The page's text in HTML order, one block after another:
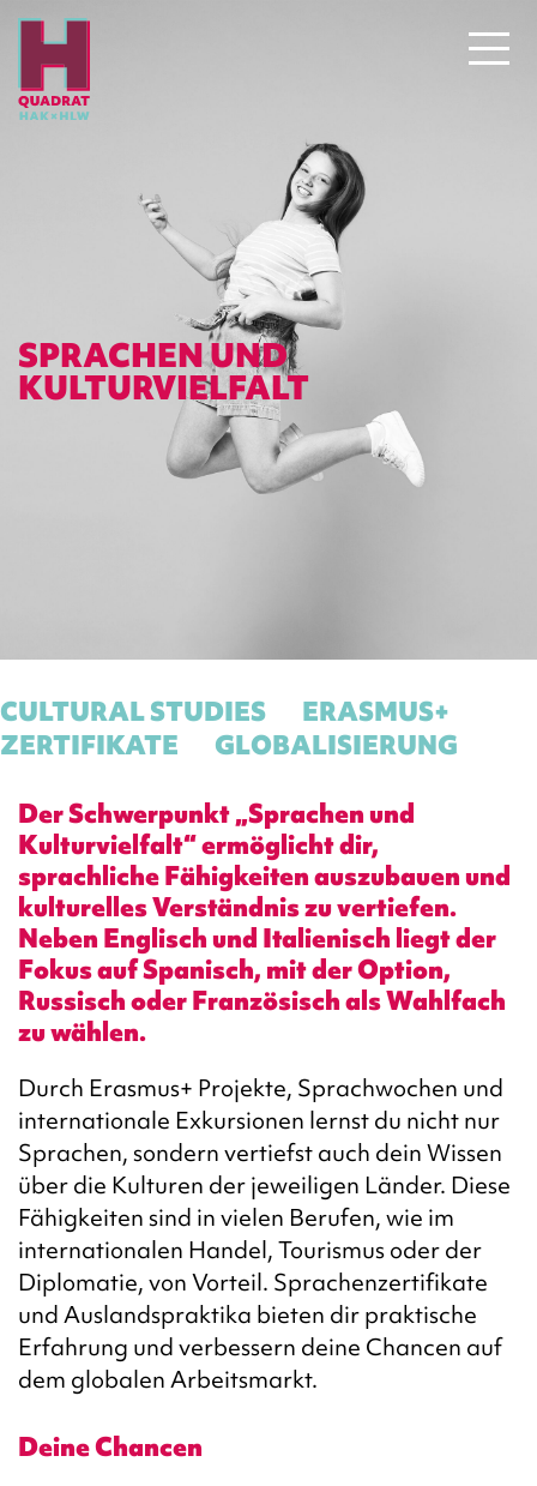
SPRACHEN UND
KULTURVIELFALT
CULTURAL STUDIES
ERASMUS+
ZERTIFIKATE
GLOBALISIERUNG
Der Schwerpunkt „Sprachen und
Kulturvielfalt“ ermöglicht dir,
sprachliche Fähigkeiten auszubauen und
kulturelles Verständnis zu vertiefen.
Neben Englisch und Italienisch liegt der
Fokus auf Spanisch, mit der Option,
Russisch oder Französisch als Wahlfach
zu wählen.
Durch Erasmus+ Projekte, Sprachwochen und
internationale Exkursionen lernst du nicht nur
Sprachen, sondern vertiefst auch dein Wissen
über die Kulturen der jeweiligen Länder. Diese
Fähigkeiten sind in vielen Berufen, wie im
internationalen Handel, Tourismus oder der
Diplomatie, von Vorteil. Sprachenzertifikate
und Auslandspraktika bieten dir praktische
Erfahrung und verbessern deine Chancen auf
dem globalen Arbeitsmarkt.
Deine Chancen